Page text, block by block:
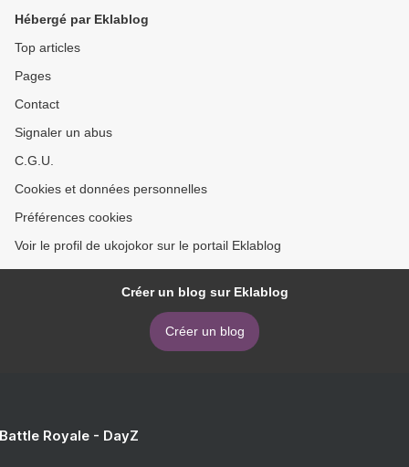
ROLLY HAACHT
Hébergé par Eklablog
Top articles
Pages
Contact
Signaler un abus
C.G.U.
Cookies et données personnelles
Préférences cookies
Voir le profil de ukojokor sur le portail Eklablog
Créer un blog sur Eklablog
Créer un blog
Royale - DayZ